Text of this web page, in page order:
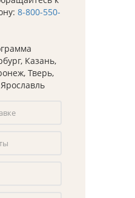
8-800-550-
Казань,
Тверь,